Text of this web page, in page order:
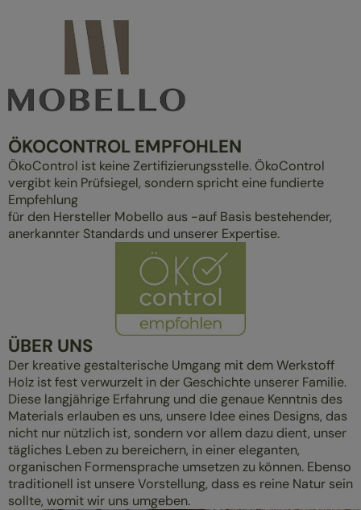
ÖKOCONTROL EMPFOHLEN
ÖkoControl ist keine Zertifizierungsstelle. ÖkoControl
vergibt kein Prüfsiegel, sondern spricht eine fundierte
Empfehlung
für den Hersteller Mobello aus -auf Basis bestehender,
anerkannter Standards und unserer Expertise.
ÜBER UNS
Der kreative gestalterische Umgang mit dem Werkstoff
Holz ist fest verwurzelt in der Geschichte unserer Familie.
Diese langjährige Erfahrung und die genaue Kenntnis des
Materials erlauben es uns, unsere Idee eines Designs, das
nicht nur nützlich ist, sondern vor allem dazu dient, unser
tägliches Leben zu bereichern, in einer eleganten,
organischen Formensprache umsetzen zu können. Ebenso
traditionell ist unsere Vorstellung, dass es reine Natur sein
sollte, womit wir uns umgeben.